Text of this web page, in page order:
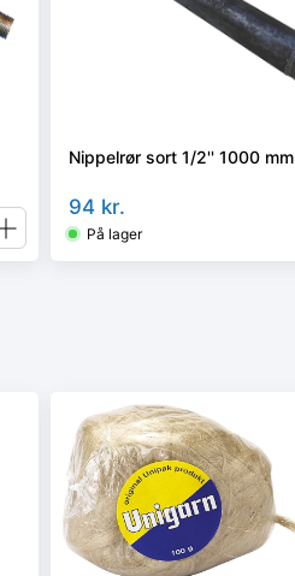
Nippelrør sort 1/2'' 1000 mm
94 kr.
På lager